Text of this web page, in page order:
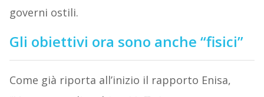
governi ostili.
Gli obiettivi ora sono anche “fisici”
Come già riporta all’inizio il rapporto Enisa,